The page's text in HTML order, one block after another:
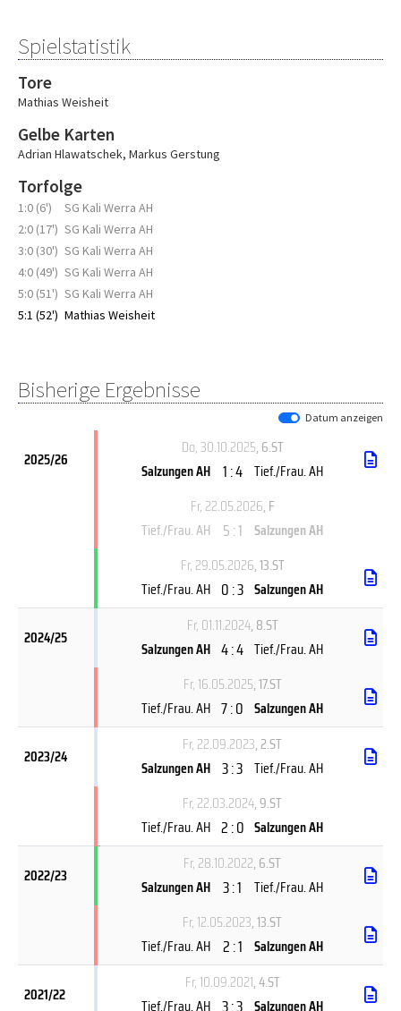
Spielstatistik
Tore
Mathias Weisheit
Gelbe Karten
Adrian Hlawatschek, Markus Gerstung
Torfolge
1:0 (6')
SG Kali Werra AH
2:0 (17') SG Kali Werra AH
3:0 (30') SG Kali Werra AH
4:0 (49') SG Kali Werra AH
5:0 (51') SG Kali Werra AH
5:1 (52') Mathias Weisheit
Bisherige Ergebnisse
Datum anzeigen
2025/26
Do, 30.10.2025, 6.ST
Salzungen AH 1 : 4 Tief./Frau. AH
Fr, 22.05.2026, F
Tief./Frau. AH
5 : 1 Salzungen AH
Fr, 29.05.2026, 13.ST
Tief./Frau. AH 0 : 3 Salzungen AH
2024/25
Fr, 01.11.2024, 8.ST
Salzungen AH 4 : 4 Tief./Frau. AH
Fr, 16.05.2025, 17.ST
Tief./Frau. AH 7 : 0 Salzungen AH
2023/24
Fr, 22.09.2023, 2.ST
Salzungen AH 3 : 3 Tief./Frau. AH
Fr, 22.03.2024, 9.ST
Tief./Frau. AH 2 : 0 Salzungen AH
2022/23
Fr, 28.10.2022, 6.ST
Salzungen AH 3 : 1 Tief./Frau. AH
Fr, 12.05.2023, 13.ST
Tief./Frau. AH 2 : 1 Salzungen AH
2021/22
Fr, 10.09.2021, 4.ST
Tief./Frau. AH
Salzungen AH